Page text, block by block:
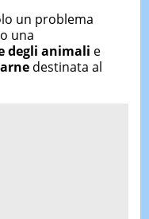
un problema
una
degli animali e
destinata al